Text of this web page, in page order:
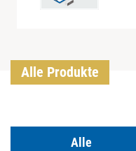
Alle Produkte
Alle